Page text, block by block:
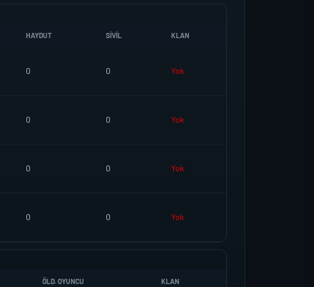
HAYDUT SIVIL KLAN
0 0 Yok
0 0 Yok
0 0 Yok
0 0 Yok
ÖLD. OYUNCU KLAN